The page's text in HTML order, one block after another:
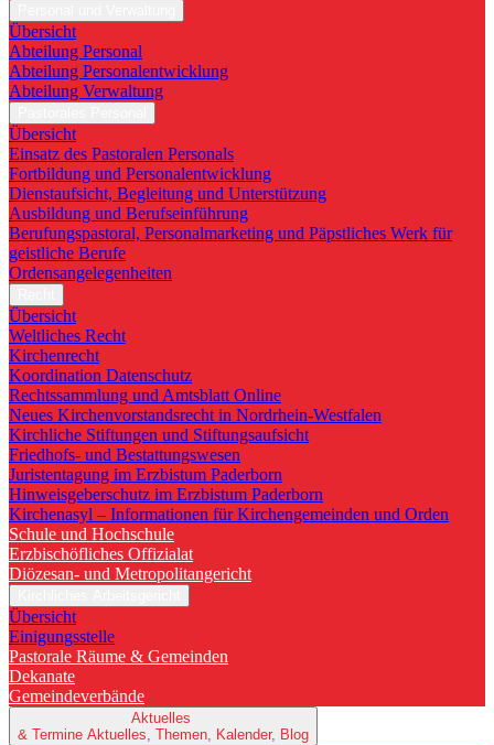
Übersicht
Abteilung Personal
Abteilung Personalentwicklung
Abteilung Verwaltung
Übersicht
Einsatz des Pastoralen Personals
Fortbildung und Personalentwicklung
Dienstaufsicht, Begleitung und Unterstützung
Ausbildung und Berufseinführung
Berufungspastoral, Personalmarketing und Päpstliches Werk für
geistliche Berufe
Ordensangelegenheiten
Übersicht
Weltliches Recht
Kirchenrecht
Koordination Datenschutz
Rechtssammlung und Amtsblatt Online
Neues Kirchenvorstandsrecht in Nordrhein-Westfalen
Kirchliche Stiftungen und Stiftungsaufsicht
Friedhofs- und Bestattungswesen
Juristentagung im Erzbistum Paderborn
Hinweisgeberschutz im Erzbistum Paderborn
Kirchenasyl – Informationen für Kirchengemeinden und Orden
Schule und Hochschule
Erzbischöfliches Offizialat
Diözesan- und Metropolitangericht
Übersicht
Einigungsstelle
Pastorale Räume & Gemeinden
Dekanate
Gemeindeverbände
Aktuelles
& Termine Aktuelles, Themen, Kalender, Blog